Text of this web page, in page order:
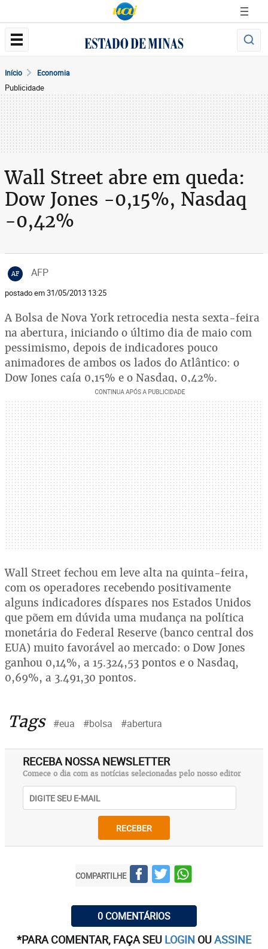
Início Economia
Publicidade
Wall Street abre em queda:
Dow Jones -0,15%, Nasdaq
-0,42%
AF AFP
postado em 31/05/2013 13:25
A Bolsa de Nova York retrocedia nesta sexta-feira
na abertura, iniciando o último dia de maio com
pessimismo, depois de indicadores pouco
animadores de ambos os lados do Atlântico: o
Dow Jones caía 0,15% e o Nasdaq, 0,42%.
Wall Street fechou em leve alta na quinta-feira,
com os operadores recebendo positivamente
alguns indicadores díspares nos Estados Unidos
que põem em dúvida uma mudança na política
monetária do Federal Reserve (banco central dos
EUA) muito favorável ao mercado: o Dow Jones
ganhou 0,14%, a 15.324,53 pontos e o Nasdaq,
0,69%, a 3.491,30 pontos.
Tags #eua #bolsa #abertura
RECEBA NOSSA NEWSLETTER
Comece o dia com as notícias selecionadas pelo nosso editor
RECEBER
COMPARTILHE
0 COMENTÁRIOS
*PARA COMENTAR, FAÇA SEU LOGIN OUASSINE